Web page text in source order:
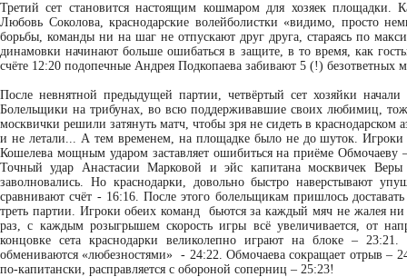
Третий сет становится настоящим кошмаром для хозяек площадки.
Любовь Соколова, краснодарские волейболистки «видимо, просто
борьбы, команды ни на шаг не отпускают друг друга, стараясь по
динамовки начинают больше ошибаться в защите, в то время, как
счёте 12:20 подопечные Андрея Подкопаева забивают 5 (!) безответных
После невнятной предыдущей партии, четвёртый сет хозяйки
Болельщики на трибунах, во всю поддерживавшие своих любимиц,
москвички решили затянуть матч, чтобы зря не сидеть в краснодарском
и не летали... А тем временем, на площадке было не до шуток.
Кошелева мощным ударом заставляет ошибиться на приёме
Точный удар Анастасии Марковой и эйс капитана москвичек
заволновались. Но краснодарки, довольно быстро наверстывают
сравнивают счёт - 16:16. После этого болельщикам пришлось
треть партии. Игроки обеих команд бьются за каждый мяч не жалея
раз, с каждым розыгрышем скорость игры всё увеличивается, от
концовке сета краснодарки великолепно играют на блоке –
обмениваются «любезностями» - 24:22. Обмочаева сокращает отрыв
по-капитански, расправляется с обороной соперниц – 25:23!